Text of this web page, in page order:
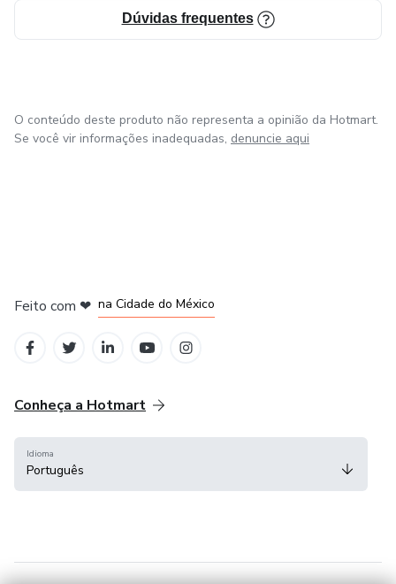
Dúvidas frequentes
O conteúdo deste produto não representa a opinião da Hotmart.
Se você vir informações inadequadas, denuncie aqui
Feito com ❤ na Cidade do México
Conheça a Hotmart
Idioma
Português